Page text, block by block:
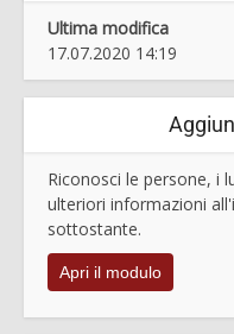
Ultima modifica
17.07.2020 14:19
Riconosci le persone, i
ulteriori informazioni
sottostante.
Apri il modulo